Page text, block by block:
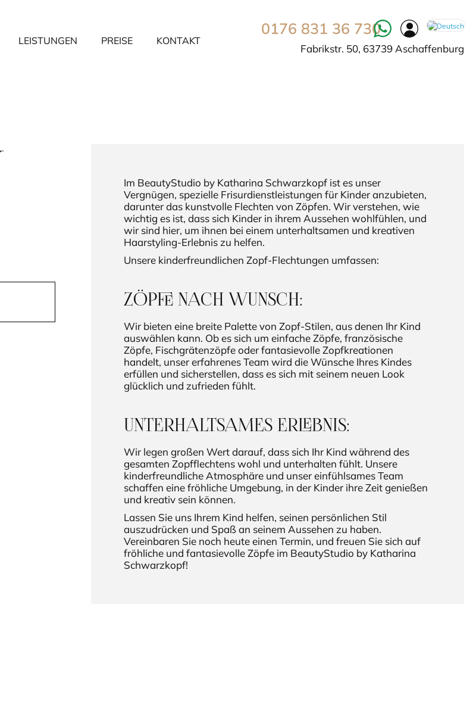
LEISTUNGEN PREISE KONTAKT
0176 831 36 730
Fabrikstr. 50, 63739 Aschaffenburg
Im BeautyStudio by Katharina Schwarzkopf ist es unser
Vergnügen, spezielle Frisurdienstleistungen für Kinder anzubieten,
darunter das kunstvolle Flechten von Zöpfen. Wir verstehen, wie
wichtig es ist, dass sich Kinder in ihrem Aussehen wohlfühlen, und
wir sind hier, um ihnen bei einem unterhaltsamen und kreativen
Haarstyling-Erlebnis zu helfen.
Unsere kinderfreundlichen Zopf-Flechtungen umfassen:
ZÖPFE NACH WUNSCH:
Wir bieten eine breite Palette von Zopf-Stilen, aus denen Ihr Kind
auswählen kann. Ob es sich um einfache Zöpfe, französische
Zöpfe, Fischgrätenzöpfe oder fantasievolle Zopfkreationen
handelt, unser erfahrenes Team wird die Wünsche Ihres Kindes
erfüllen und sicherstellen, dass es sich mit seinem neuen Look
glücklich und zufrieden fühlt.
UNTERHALTSAMES ERLEBNIS:
Wir legen großen Wert darauf, dass sich Ihr Kind während des
gesamten Zopfflechtens wohl und unterhalten fühlt. Unsere
kinderfreundliche Atmosphäre und unser einfühlsames Team
schaffen eine fröhliche Umgebung, in der Kinder ihre Zeit genießen
und kreativ sein können.
Lassen Sie uns Ihrem Kind helfen, seinen persönlichen Stil
auszudrücken und Spaß an seinem Aussehen zu haben.
Vereinbaren Sie noch heute einen Termin, und freuen Sie sich auf
fröhliche und fantasievolle Zöpfe im BeautyStudio by Katharina
Schwarzkopf!